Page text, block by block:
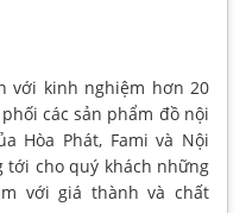
với kinh nghiệm hơn 20
các sản phẩm đồ nội
Hòa Phát, Fami và Nội
tới cho quý khách những
với giá thành và chất